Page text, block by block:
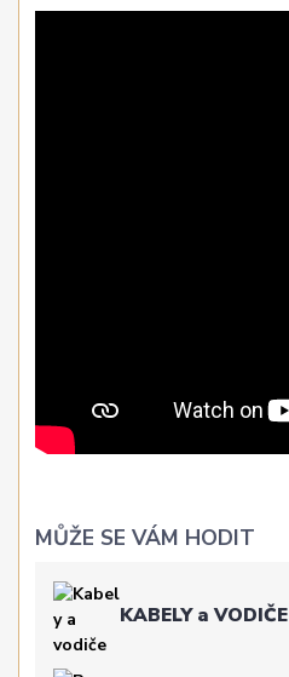
MŮŽE SE VÁM HODIT
KABELY a VODIČE